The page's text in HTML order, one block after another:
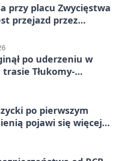
przy placu Zwycięstwa
przejazd przez
po uderzeniu w
Tłukomy-
po pierwszym
pojawi się więcej